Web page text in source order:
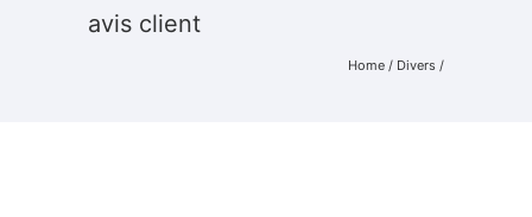
avis client
Home / Divers /